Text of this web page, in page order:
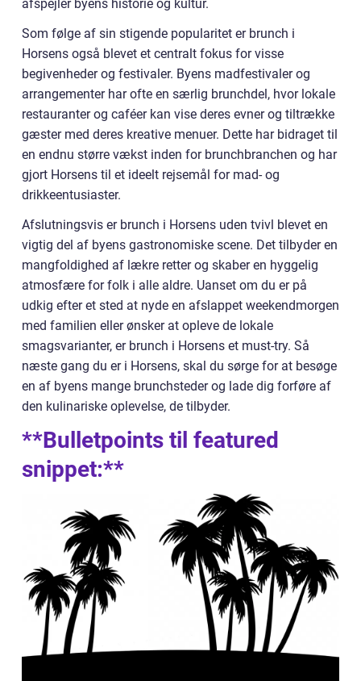
afspejler byens historie og kultur.
Som følge af sin stigende popularitet er brunch i
Horsens også blevet et centralt fokus for visse
begivenheder og festivaler. Byens madfestivaler og
arrangementer har ofte en særlig brunchdel, hvor lokale
restauranter og caféer kan vise deres evner og tiltrække
gæster med deres kreative menuer. Dette har bidraget til
en endnu større vækst inden for brunchbranchen og har
gjort Horsens til et ideelt rejsemål for mad- og
drikkeentusiaster.
Afslutningsvis er brunch i Horsens uden tvivl blevet en
vigtig del af byens gastronomiske scene. Det tilbyder en
mangfoldighed af lækre retter og skaber en hyggelig
atmosfære for folk i alle aldre. Uanset om du er på
udkig efter et sted at nyde en afslappet weekendmorgen
med familien eller ønsker at opleve de lokale
smagsvarianter, er brunch i Horsens et must-try. Så
næste gang du er i Horsens, skal du sørge for at besøge
en af byens mange brunchsteder og lade dig forføre af
den kulinariske oplevelse, de tilbyder.
**Bulletpoints til featured
snippet:**